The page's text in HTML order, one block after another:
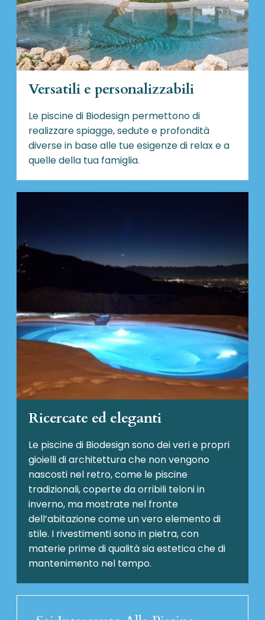
Versatili e personalizzabili
Le piscine di Biodesign permettono di
realizzare spiagge, sedute e profondità
diverse in base alle tue esigenze di relax e a
quelle della tua famiglia.
Ricercate ed eleganti
Le piscine di Biodesign sono dei veri e propri
gioielli di architettura che non vengono
nascosti nel retro, come le piscine
tradizionali, coperte da orribili teloni in
inverno, ma mostrate nel fronte
dell’abitazione come un vero elemento di
stile. I rivestimenti sono in pietra, con
materie prime di qualità sia estetica che di
mantenimento nel tempo.